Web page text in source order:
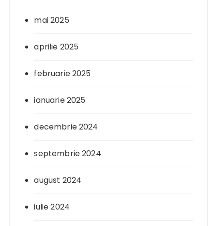
mai 2025
aprilie 2025
februarie 2025
ianuarie 2025
decembrie 2024
septembrie 2024
august 2024
iulie 2024